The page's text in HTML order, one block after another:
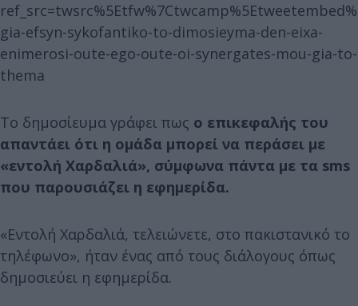
gia-efsyn-sykofantiko-to-dimosieyma-den-eixa-
enimerosi-oute-ego-oute-oi-synergates-mou-gia-to-
thema
Το δημοσίευμα γράφει πως ο επικεφαλής του
απαντάει ότι η ομάδα μπορεί να περάσει με
«εντολή Χαρδαλιά», σύμφωνα πάντα με τα sms
που παρουσιάζει η εφημερίδα.
«Εντολή Χαρδαλιά, τελειώνετε, στο πακιστανικό το
τηλέφωνο», ήταν ένας από τους διάλογους όπως
δημοσιεύει η εφημερίδα.